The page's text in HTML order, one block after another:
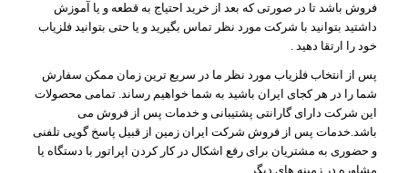
فروش باشد تا در صورتی که بعد از خرید احتیاج به قطعه و یا آموزش
داشتید بتوانید با شرکت مورد نظر تماس بگیرید و یا حتی بتوانید فلزیاب
خود را ارتقا دهید .
پس از انتخاب فلزیاب مورد نظر ما در سریع ترین زمان ممکن سفارش
شما را در هر کجای ایران باشید به شما خواهیم رساند. تمامی محصولات
این شرکت دارای گارانتی پشتیبانی و خدمات پس از فروش می
باشد.خدمات پس از فروش شرکت ایران زمین از قبیل پاسخ گویی تلفنی
و حضوری به مشتریان برای رفع اشکال در کار کردن اپراتور با دستگاه یا
مشاوره در زمینه های دیگر.